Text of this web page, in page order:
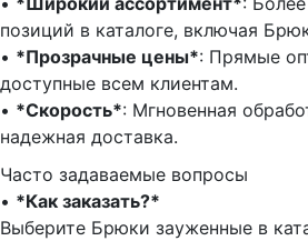
позиций в каталоге, включая
•⁠ ⁠ *Прозрачные цены*: Прямые
доступные всем клиентам.
•⁠ ⁠ *Скорость*: Мгновенная
надежная доставка.
Часто задаваемые вопросы
•⁠ ⁠*Как заказать?*
Выберите Брюки зауженные в